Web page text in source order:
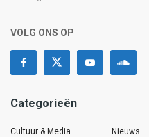
VOLG ONS OP
Categorieën
Cultuur & Media
Nieuws